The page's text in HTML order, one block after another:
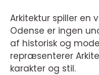
Arkitektur spiller en
Odense er ingen
af historisk og
repræsenterer
karakter og stil.